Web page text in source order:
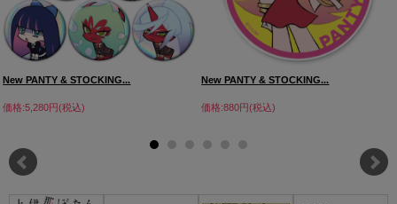
New PANTY & STOCKING...
価格:5,280円(税込)
New PANTY & STOCKING...
価格:880円(税込)